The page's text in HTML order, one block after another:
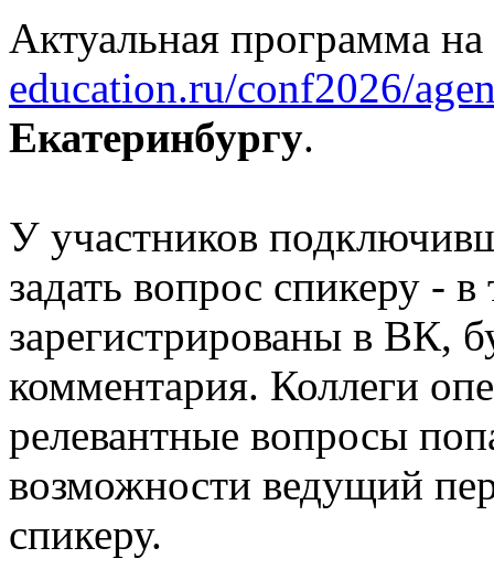
Актуальная программа
education.ru/conf2026/
Екатеринбургу.
У участников
задать вопрос спикеру -
зарегистрированы в ВК,
комментария. Коллеги
релевантные вопросы
возможности ведущий
спикеру.